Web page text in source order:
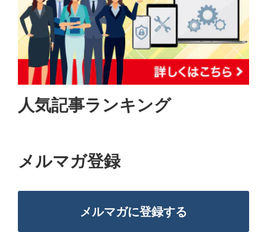
人気記事ランキング
メルマガ登録
メルマガに登録する